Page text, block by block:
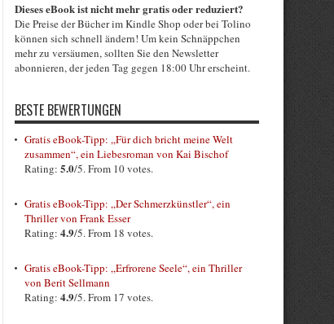
Dieses eBook ist nicht mehr gratis oder reduziert?
Die Preise der Bücher im Kindle Shop oder bei Tolino
können sich schnell ändern! Um kein Schnäppchen
mehr zu versäumen, sollten Sie den Newsletter
abonnieren, der jeden Tag gegen 18:00 Uhr erscheint.
BESTE BEWERTUNGEN
Gratis eBook-Tipp: „Für dich bricht meine Welt
zusammen“, ein Liebesroman von Kai Bischof
Rating: 5.0/5. From 10 votes.
Gratis eBook-Tipp: „Der Schmerzkünstler“, ein
Thriller von Frank Esser
Rating: 4.9/5. From 18 votes.
Gratis eBook-Tipp: „Erfrorene Seele“, ein Thriller
von Berit Sellmann
Rating: 4.9/5. From 17 votes.